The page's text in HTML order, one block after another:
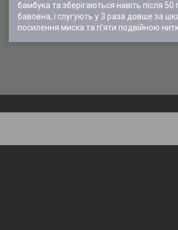
бамбука та зберігаються навіть після
бавовна, і слугують у 3 раза довше за
посилення миска та п'яти подвійною